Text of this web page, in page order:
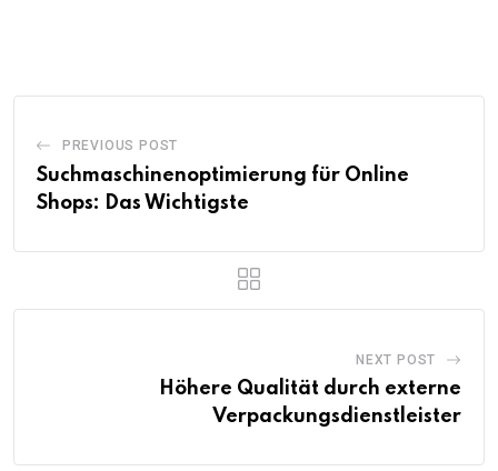
PREVIOUS POST
Suchmaschinenoptimierung für Online
Shops: Das Wichtigste
NEXT POST
Höhere Qualität durch externe
Verpackungsdienstleister